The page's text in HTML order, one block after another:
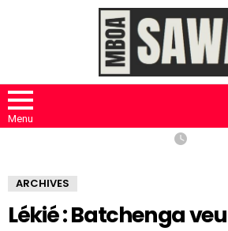
Menu
ARCHIVES
Lékié : Batchenga